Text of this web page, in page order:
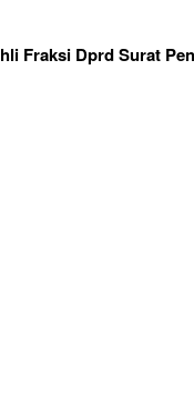
Fraksi Dprd Surat